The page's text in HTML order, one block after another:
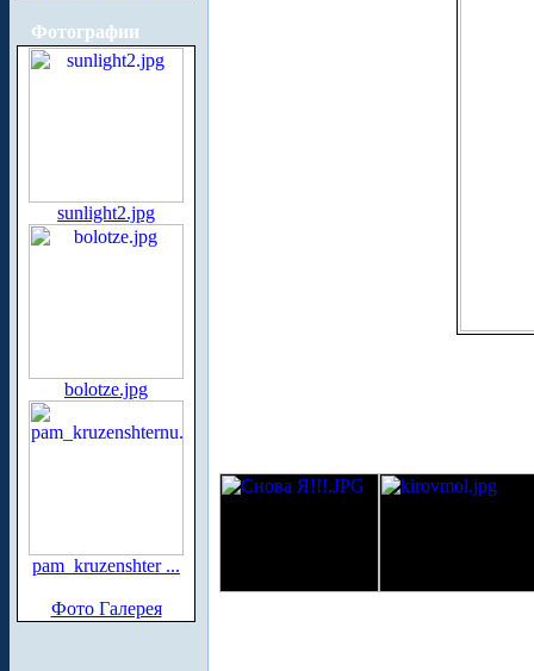
Фотографии
sunlight2.jpg
bolotze.jpg
pam_kruzenshter ...
Фото Галерея